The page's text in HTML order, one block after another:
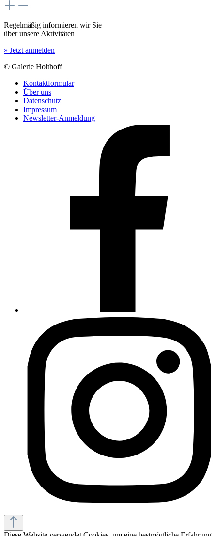
Regelmäßig informieren wir Sie
über unsere Aktivitäten
» Jetzt anmelden
© Galerie Holthoff
Kontaktformular
Über uns
Datenschutz
Impressum
Newsletter-Anmeldung